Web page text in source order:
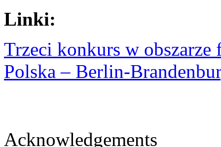
Linki:
Trzeci konkurs w obszarze
Polska – Berlin-
Acknowledgements